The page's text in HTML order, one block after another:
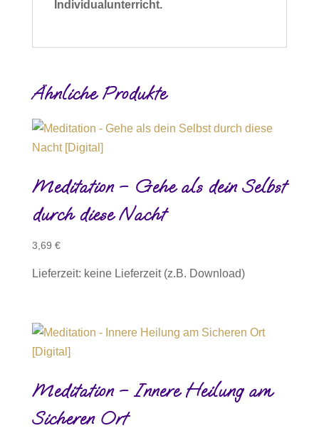
Individualunterricht.
Ähnliche Produkte
Meditation – Gehe als dein Selbst
durch diese Nacht
3,69 €
Lieferzeit: keine Lieferzeit (z.B. Download)
Meditation – Innere Heilung am
Sicheren Ort